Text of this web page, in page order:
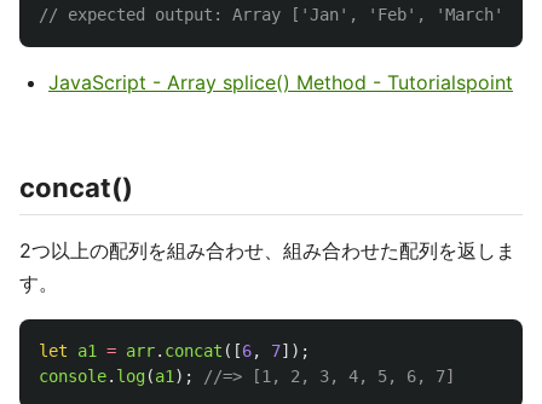
// expected output: Array ['Jan', 'Feb', 'March',
JavaScript - Array splice() Method - Tutorialspoint
concat()
2つ以上の配列を組み合わせ、組み合わせた配列を返しま
す。
let a1 = arr. concat ([6, 7]);
console. log(a1 ); //=> [1, 2, 3, 4, 5, 6, 7]